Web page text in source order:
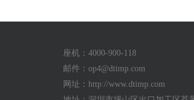
座机：4000-900-118
邮件： op4@dtimp.com
网址：http://www.dtimp.com